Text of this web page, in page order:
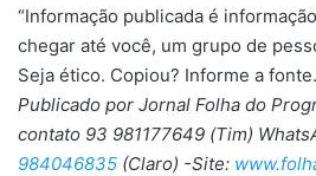
“Informação publicada é
chegar até você, um grupo de
Seja ético. Copiou? Informe a
Publicado por Jornal Folha do
contato 93 981177649 (Tim)
984046835 (Claro) -Site: